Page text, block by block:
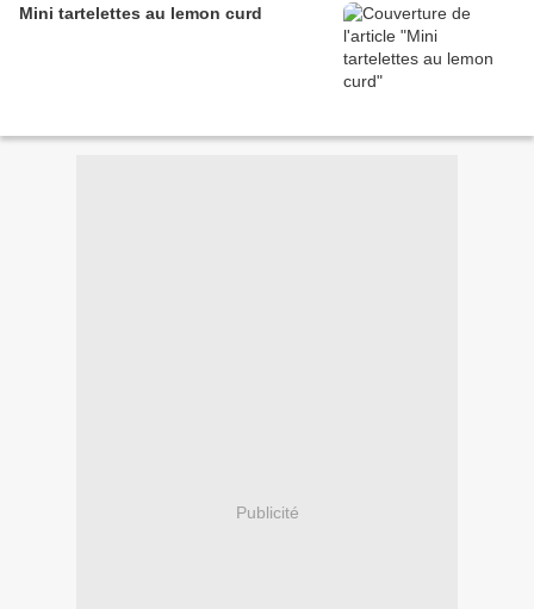
Mini tartelettes au lemon curd
Publicité